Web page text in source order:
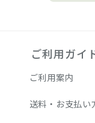
ご利用ガイ
ご利用案内
送料・お支払い